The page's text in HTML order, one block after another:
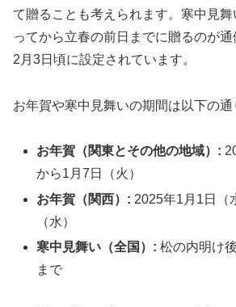
て贈ることも考えられます。寒中見
ってから立春の前日までに贈るのが
2月3日頃に設定されています。
お年賀や寒中見舞いの期間は以下の通
お年賀（関東とその他の地域）:
から1月7日（火）
お年賀（関西）: 2025年1月1日（
（水）
寒中見舞い（全国）: 松の内明け
まで